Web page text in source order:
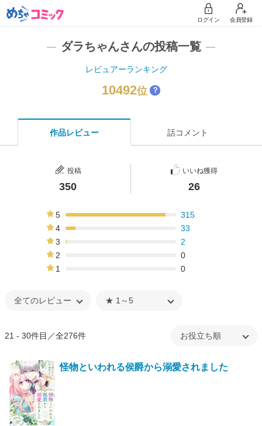
ログイン 会員登録
ダラちゃんさんの投稿一覧
レビュアーランキング
10492位 ？
作品レビュー 話コメント
投稿
350
いいね獲得
26
5
315
4
33
3
2
2
0
1
0
21 - 30件目／全276件
怪物といわれる侯爵から溺愛されました